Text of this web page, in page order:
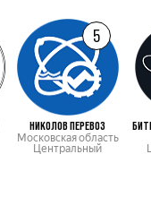
5
НИКОЛОВ ПЕРЕВОЗ
Московская область
Центральный